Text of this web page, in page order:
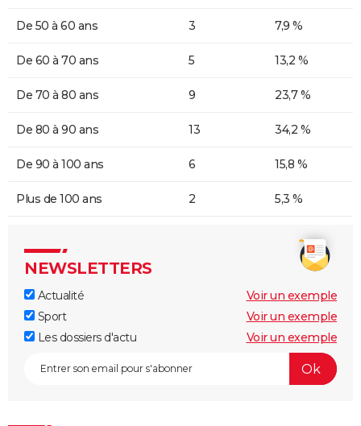
De 50 à 60 ans 3 7,9 %
De 60 à 70 ans 5 13,2 %
De 70 à 80 ans 9 23,7 %
De 80 à 90 ans 13 34,2 %
De 90 à 100 ans 6 15,8 %
Plus de 100 ans 2 5,3 %
NEWSLETTERS
Actualité
Voir un exemple
Sport
Voir un exemple
Les dossiers d'actu
Voir un exemple